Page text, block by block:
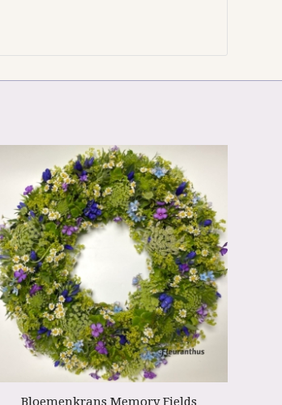
Bloemenkrans Memory Fields